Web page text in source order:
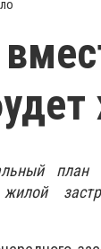
план